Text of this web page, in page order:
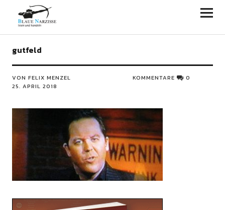
Blaue Narzisse
gutfeld
VON FELIX MENZEL
25. APRIL 2018
KOMMENTARE 0